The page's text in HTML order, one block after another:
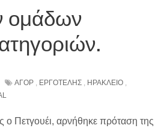
ομάδων
ΑΓΟΡ , ΕΡΓΟΤΕΛΗΣ , ΗΡΑΚΛΕΙΟ ,
ο Πετγουέι, αρνήθηκε πρόταση της